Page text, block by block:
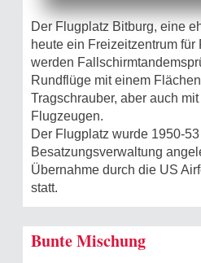
Der Flugplatz Bitburg, eine
heute ein Freizeitzentrum
werden
Rundflüge mit einem
Tragschrauber, aber auch
Flugzeugen.
Der Flugplatz wurde 1950-
Besatzungsverwaltung
Übernahme durch die US
statt.
Bunte Mischung